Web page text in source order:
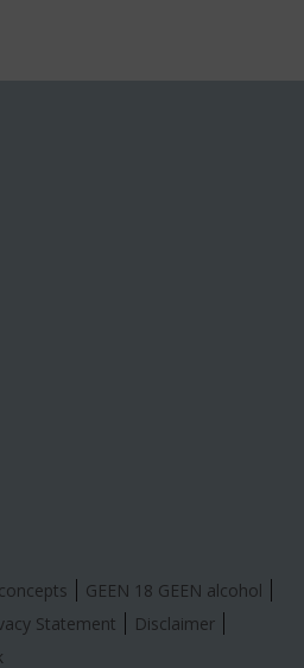
GEEN 18 GEEN alcohol
Statement
Disclaimer